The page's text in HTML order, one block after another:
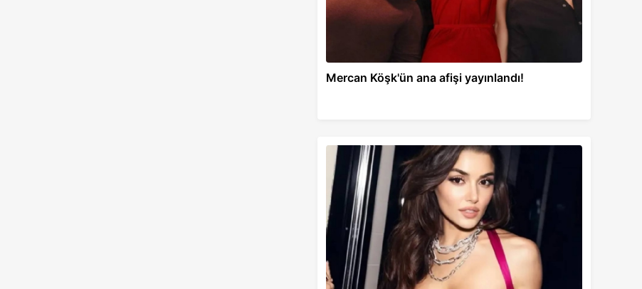
Mercan Köşk'ün ana afişi yayınlandı!